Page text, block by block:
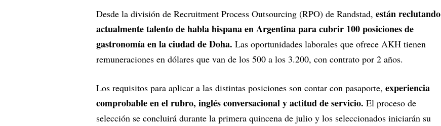
Desde la división de Recruitment Process Outsourcing (RPO) de Randstad, están reclutando
actualmente talento de habla hispana en Argentina para cubrir 100 posiciones de
gastronomía en la ciudad de Doha. Las oportunidades laborales que ofrece AKH tienen
remuneraciones en dólares que van de los 500 a los 3.200, con contrato por 2 años.
Los requisitos para aplicar a las distintas posiciones son contar con pasaporte, experiencia
comprobable en el rubro, inglés conversacional y actitud de servicio. El proceso de
selección se concluirá durante la primera quincena de julio y los seleccionados iniciarán su